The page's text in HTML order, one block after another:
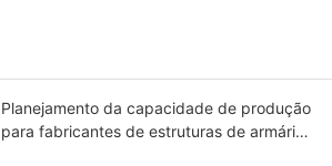
Planejamento da capacidade de produção
para fabricantes de estruturas de armários